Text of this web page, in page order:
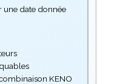
une date donnée
KENO